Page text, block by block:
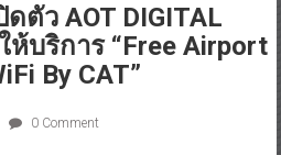
ดตัว AOT DIGITAL
ห้บริการ “Free Airport
By CAT”
0 Comment